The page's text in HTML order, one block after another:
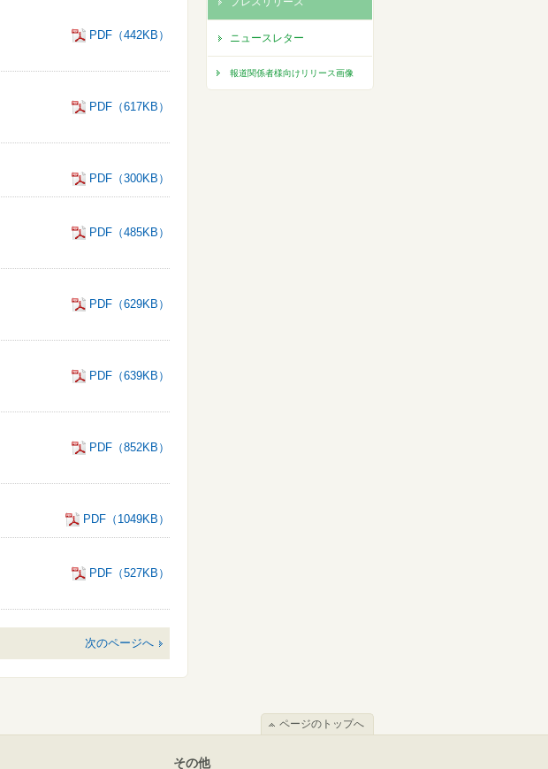
ニュースレター
報道関係者様向けリリース画像
PDF（442KB）
PDF（617KB）
PDF（300KB）
PDF（485KB）
PDF（629KB）
PDF（639KB）
PDF（852KB）
PDF（1049KB）
PDF（527KB）
次のページへ
ページのトップへ
その他